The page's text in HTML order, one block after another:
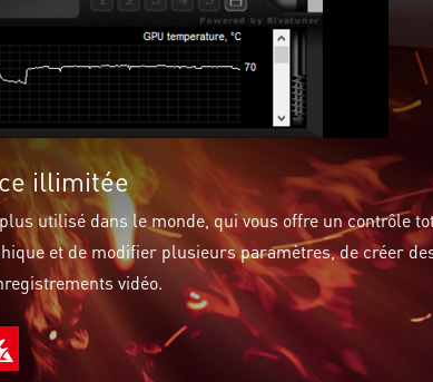
illimitée
utilisé dans le monde, qui vous offre un contrôle
et de modifier plusieurs paramètres, de créer
vidéo.